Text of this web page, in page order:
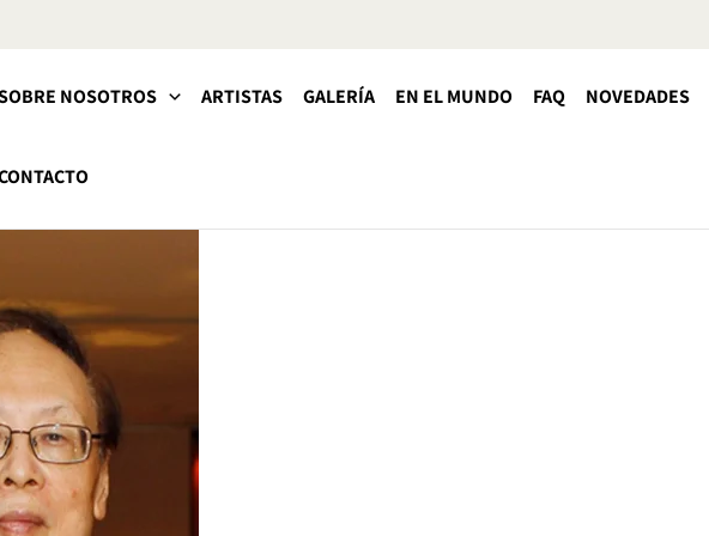
NOSOTROS ARTISTAS GALERÍA EN EL MUNDO FAQ NOVEDADES